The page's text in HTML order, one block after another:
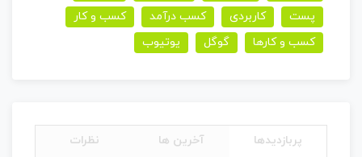
پست
کاربردی کسب درآمد
کسب و کار
کسب و کارها
گوگل یوتیوب
پربازدیدها آخرین ها نظرات